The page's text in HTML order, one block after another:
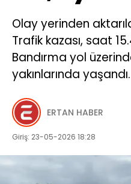
Olay yerinden
Trafik kazası, saat
Bandırma yol
yakınlarında yaşandı.
ERTAN HABER
Giriş: 23-05-2026 18:28